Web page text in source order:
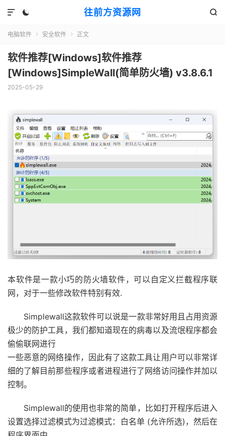
往前方资源网
 

电脑软件  安全软件  正文
软件推荐[Windows]软件推荐
[Windows]SimpleWall(简单防火墙) v3.8.6.1
2025-05-29
本软件是一款小巧的防火墙软件，可以自定义拦截程序联
网，对于一些修改软件特别有效.
Simplewall这款软件可以说是一款非常好用且占用资源
极少的防护工具，我们都知道现在的病毒以及流氓程序都会
偷偷联网进行
一些恶意的网络操作，因此有了这款工具让用户可以非常详
细的了解目前那些程序或者进程进行了网络访问操作并加以
控制。
Simplewall的使用也非常的简单，比如打开程序后进入
设置选择过滤模式为过滤模式：白名单 (允许所选)，然后在